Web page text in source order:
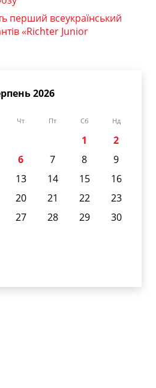
перший всеукраїнський
«Richter Junior
2026
Чт Пт Сб Нд
1
2
6 7 8
9
13 14 15
16
20 21 22
23
27 28 29
30